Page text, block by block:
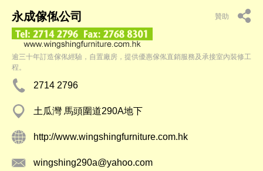
永成傢俬公司 贊助
逾三十年訂造傢俬經驗，自置廠房，提供優惠傢俬直銷服務及承接室內裝修工
程。
2714 2796
土瓜灣 馬頭圍道290A地下
http://www.wingshingfurniture.com.hk
wingshing290a@yahoo.com